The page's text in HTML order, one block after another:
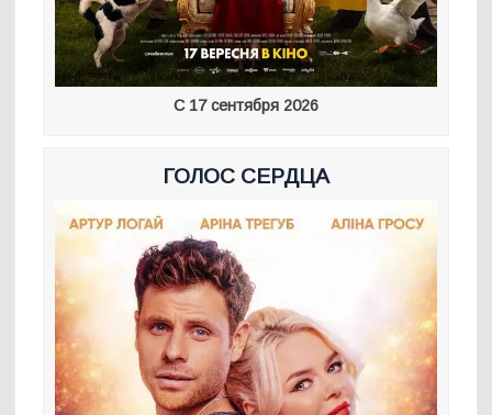
С 17 сентября 2026
ГОЛОС СЕРДЦА